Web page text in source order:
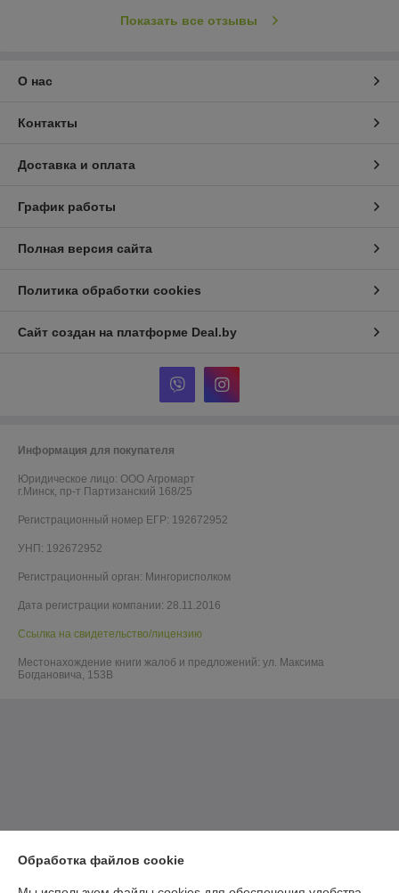
Показать все отзывы
О нас
Контакты
Доставка и оплата
График работы
Полная версия сайта
Политика обработки cookies
Сайт создан на платформе Deal.by
Информация для покупателя
Юридическое лицо: ООО Агромарт
г.Минск, пр-т Партизанский 168/25
Регистрационный номер ЕГР: 192672952
УНП: 192672952
Регистрационный орган: Мингорисполком
Дата регистрации компании: 28.11.2016
Ссылка на свидетельство/лицензию
Местонахождение книги жалоб и предложений: ул. Максима
Богдановича, 153В
Обработка файлов cookie